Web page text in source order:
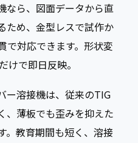
なら、図面データから直
ため、金型レスで試作か
で対応できます。形状変
けで即日反映。
ー溶接機は、従来のTIG
、薄板でも歪みを抑えた
。教育期間も短く、溶接